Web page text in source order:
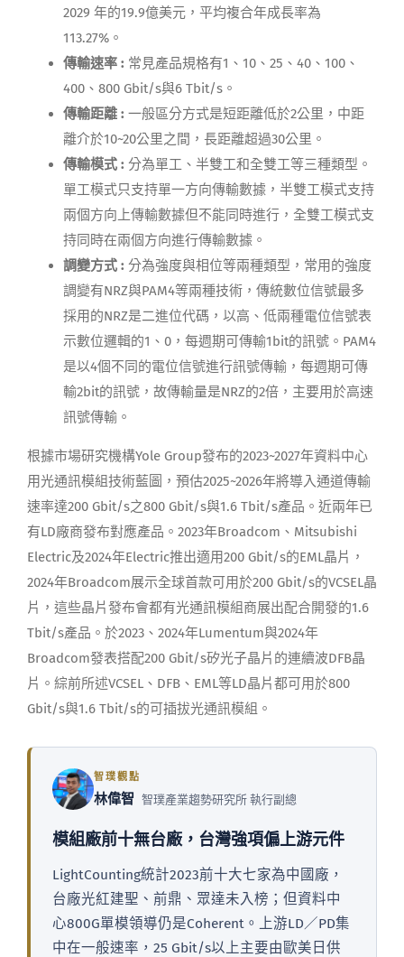
2029 年的19.9億美元，平均複合年成長率為
113.27%。
傳輸速率: 常見產品規格有1、10、25、40、100、
400、800 Gbit/s與6 Tbit/s。
傳輸距離: 一般區分方式是短距離低於2公里，中距
離介於10~20公里之間，長距離超過30公里。
傳輸模式: 分為單工、半雙工和全雙工等三種類型。
單工模式只支持單一方向傳輸數據，半雙工模式支持
兩個方向上傳輸數據但不能同時進行，全雙工模式支
持同時在兩個方向進行傳輸數據。
調變方式: 分為強度與相位等兩種類型，常用的強度
調變有NRZ與PAM4等兩種技術，傳統數位信號最多
採用的NRZ是二進位代碼，以高、低兩種電位信號表
示數位邏輯的1、0，每週期可傳輸1bit的訊號。PAM4
是以4個不同的電位信號進行訊號傳輸，每週期可傳
輸2bit的訊號，故傳輸量是NRZ的2倍，主要用於高速
訊號傳輸。
根據市場研究機構Yole Group發布的2023~2027年資料中心
用光通訊模組技術藍圖，預估2025~2026年將導入通道傳輸
速率達200 Gbit/s之800 Gbit/s與1.6 Tbit/s產品。近兩年已
有LD廠商發布對應產品。2023年Broadcom、Mitsubishi
Electric及2024年Electric推出適用200 Gbit/s的EML晶片，
2024年Broadcom展示全球首款可用於200 Gbit/s的VCSEL晶
片，這些晶片發布會都有光通訊模組商展出配合開發的1.6
Tbit/s產品。於2023、2024年Lumentum與2024年
Broadcom發表搭配200 Gbit/s矽光子晶片的連續波DFB晶
片。綜前所述VCSEL、DFB、EML等LD晶片都可用於800
Gbit/s與1.6 Tbit/s的可插拔光通訊模組。
智璞觀點
林偉智 智璞產業趨勢研究所 執行副總
模組廠前十無台廠，台灣強項偏上游元件
LightCounting統計2023前十大七家為中國廠，
台廠光紅建聖、前鼎、眾達未入榜；但資料中
心800G單模領導仍是Coherent。上游LD／PD集
中在一般速率，25 Gbit/s以上主要由歐美日供